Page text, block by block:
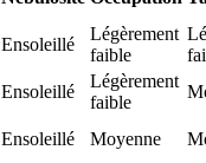
Ensoleillé
Légèrement
faible
Ensoleillé
Légèrement
faible
Ensoleillé Moyenne